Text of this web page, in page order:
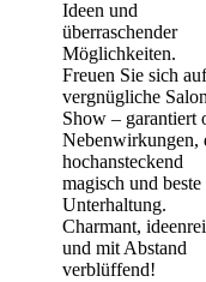
Ideen und
überraschender
Möglichkeiten.
Freuen Sie sich
vergnügliche
Show – garantiert
Nebenwirkungen,
hochansteckend
magisch und beste
Unterhaltung.
Charmant,
und mit Abstand
verblüffend!